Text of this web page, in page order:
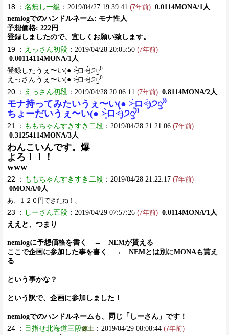
18 ： 名無し一級 ：2019/04/27 19:39:41 (7年前) 0.0114MONA/1人
nemlogでのハンドルネーム: モナ性人
予想価格: 222円
登録しましたので、宜しくお願い致します。
19 ： えっさん初段 ：2019/04/28 20:05:50 (7年前)
0.00114114MONA/1人
登録したうぇ〜い(● ˃̶͈̀ロ˂̶͈́)੭ꠥ⁾⁾
えっさんうぇ〜い(● ˃̶͈̀ロ˂̶͈́)੭ꠥ⁾⁾
20 ： えっさん初段 ：2019/04/28 20:06:11 (7年前) 0.8114MONA/2人
モナ持ってみたいうぇ〜い(● ˃̶͈̀ロ˂̶͈́)੭ꠥ⁾⁾
ちょーだいうぇ〜い(● ˃̶͈̀ロ˂̶͈́)੭ꠥ⁾⁾
21 ： ももちゃんすきすき二段 ：2019/04/28 21:21:06 (7年前)
0.31254114MONA/3人
わんこいんです。爆
よろ！！！
www
22 ： ももちゃんすきすき二段 ：2019/04/28 21:22:17 (7年前)
0MONA/0人
あ、１２０円できたね！、
23 ： しーさん五段 ：2019/04/29 07:57:26 (7年前) 0.0114MONA/1人
ええと、つまり
nemlogに予想価格を書く → NEMが貰える
ここで企画に参加した事を書く → NEMとは別にMONAも貰え
る
という事かな？
という訳で、企画に参加しました！
nemlogでのハンドルネームも、同じ「しーさん」です！
24 ： 目指せ北海道三段錬士 ：2019/04/29 08:08:44 (7年前)